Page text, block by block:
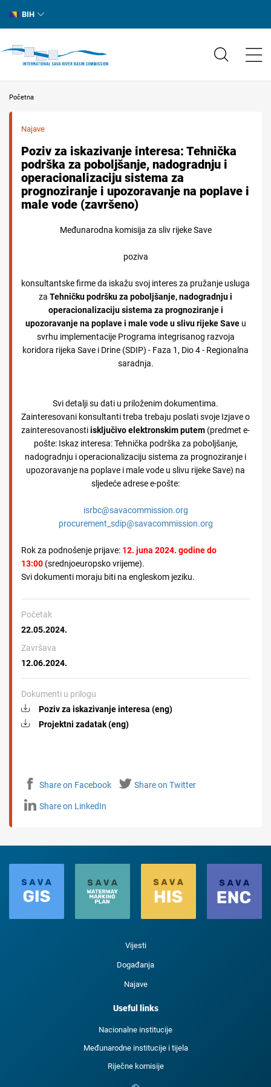
BIH
Početna
Najave
Poziv za iskazivanje interesa: Tehnička
podrška za poboljšanje, nadogradnju i
operacionalizaciju sistema za
prognoziranje i upozoravanje na poplave i
male vode (završeno)
Međunarodna komisija za sliv rijeke Save
poziva
konsultantske firme da iskažu svoj interes za pružanje usluga
za Tehničku podršku za poboljšanje, nadogradnju i
operacionalizaciju sistema za prognoziranje i
upozoravanje na poplave i male vode u slivu rijeke Save u
svrhu implementacije Programa integrisanog razvoja
koridora rijeka Save i Drine (SDIP) - Faza 1, Dio 4 - Regionalna
saradnja.
Svi detalji su dati u priloženim dokumentima.
Zainteresovani konsultanti treba trebaju poslatisvoje Izjave o
zainteresovanostiisključivo elektronskim putem (predmet e-
pošte: Iskaz interesa: Tehnička podrška za poboljšanje,
nadogradnju i operacionalizaciju sistema za prognoziranje i
upozoravanje na poplave i male vode u slivu rijeke Save) na
sljedeće adrese e-pošte:
isrbc@savacommission.org
procurement_sdip@savacommission.org
Rok za podnošenje prijave: 12. juna 2024. godine do
13:00 (srednjoeuropsko vrijeme).
Svi dokumenti moraju biti na engleskom jeziku.
Početak
22.05.2024.
Završava
12.06.2024.
Dokumenti u prilogu
Poziv za iskazivanje interesa (eng)
Projektni zadatak (eng)
Share on Facebook Share on Twitter
Share on LinkedIn
Vijesti
Događanja
Najave
Useful links
Nacionalne institucije
Međunarodne institucije i tijela
Riječne komisije